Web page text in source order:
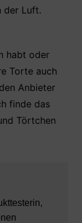
der Luft.
habt oder
Torte auch
Anbieter
finde das
Törtchen